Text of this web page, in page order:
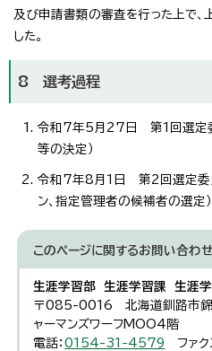
及び申請書類の審査を行った上で
した。
8 選考過程
令和7年5月27日 第1回選定
等の決定）
令和7年8月1日 第2回選定委員
ン、指定管理者の候補者の選定）
このページに関するお問い合わせ
生涯学習部 生涯学習課 生涯
〒085-0016 北海道釧路市錦
ャーマンズワーフMOO4階
電話：0154-31-4579
ファ